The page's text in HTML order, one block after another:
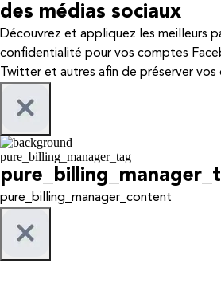
des médias sociaux
Découvrez et appliquez les meilleurs
confidentialité pour vos comptes
Twitter et autres afin de préserver vos
pure_billing_manager_tag
pure_billing_manager_content